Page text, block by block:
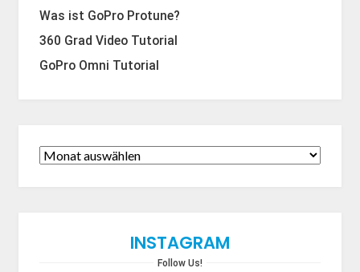
Was ist GoPro Protune?
360 Grad Video Tutorial
GoPro Omni Tutorial
INSTAGRAM
Follow Us!